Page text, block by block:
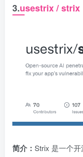
3.usestrix / strix
简介： Strix 是一个